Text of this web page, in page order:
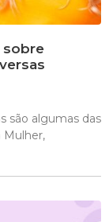
sobre
são algumas das
Mulher,